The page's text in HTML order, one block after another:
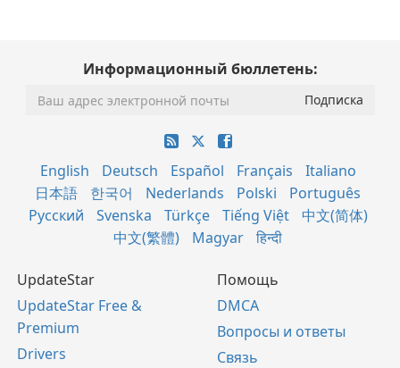
Информационный бюллетень:
English Deutsch Español Français
Italiano
日本語
한국어 Nederlands Polski
Português
Русский
Svenska Türkçe Tiếng Việt
中文(简体)
中文(繁體)
Magyar हिन्दी
UpdateStar
UpdateStar Free &
Premium
Drivers
Помощь
DMCA
Вопросы и ответы
Связь